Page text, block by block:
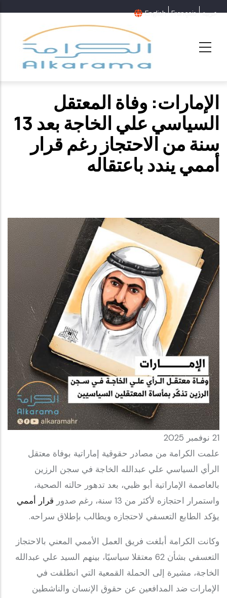
English Français عربية
الإمارات: وفاة المعتقل
السياسي علي الخاجة بعد 13
سنة من الاحتجاز رغم قرار
أممي يندد باعتقاله
21 نوفمبر 2025
علمت الكرامة من مصادر حقوقية إماراتية بوفاة معتقل
الرأي السياسي علي عبدالله الخاجة في سجن الرزين
بالعاصمة الإماراتية أبو ظبي، بعد تدهور حالته الصحية،
واستمرار احتجازه لأكثر من 13 سنة، رغم صدور
قرار أممي
يؤكد الطابع التعسفي لاحتجازه ويطالب بإطلاق سراحه.
وكانت الكرامة أبلغت فريق العمل الأممي المعني بالاحتجاز
التعسفي بشأن 62 معتقلا سياسيًا، بينهم السيد علي عبدالله
الخاجة، مشيرة إلى الحملة القمعية التي انطلقت في
الإمارات ضد المدافعين عن حقوق الإنسان والناشطين